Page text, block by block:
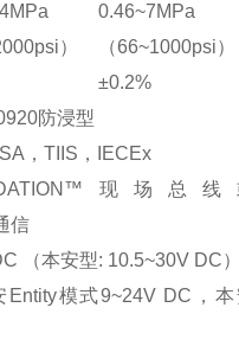
）
0.46~7MPa
（66~1000psi）
±0.2%
防浸型
，TIIS，IECEx
现场总线
信
（本安型: 10.5~30V DC
Entity模式9~24V DC，本